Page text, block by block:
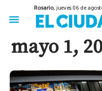
Rosario,jueves 06 de
mayo 1,